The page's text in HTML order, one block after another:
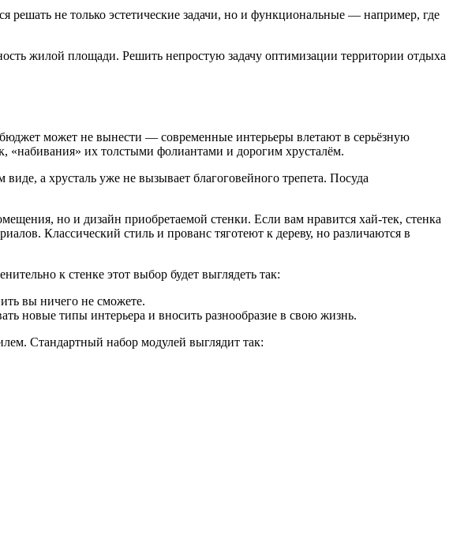
не только эстетические задачи, но и функциональные — например, где
жилой площади. Решить непростую задачу оптимизации территории отдыха
может не вынести — современные интерьеры влетают в серьёзную
«набивания» их толстыми фолиантами и дорогим хрусталём.
а хрусталь уже не вызывает благоговейного трепета. Посуда
но и дизайн приобретаемой стенки. Если вам нравится хай-тек, стенка
Классический стиль и прованс тяготеют к дереву, но различаются в
к стенке этот выбор будет выглядеть так:
вы ничего не сможете.
новые типы интерьера и вносить разнообразие в свою жизнь.
Стандартный набор модулей выглядит так: